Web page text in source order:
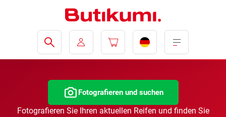
Fotografieren und suchen
Fotografieren Sie Ihren aktuellen Reifen und finden Sie